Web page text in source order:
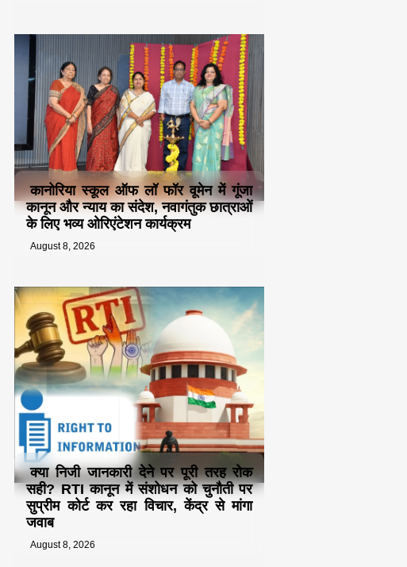
कानोरिया स्कूल ऑफ लॉ फॉर वूमेन में गूंजा
कानून और न्याय का संदेश, नवागंतुक छात्राओं
के लिए भव्य ओरिएंटेशन कार्यक्रम
August 8, 2026
क्या निजी जानकारी देने पर पूरी तरह रोक
सही? RTI कानून में संशोधन को चुनौती पर
सुप्रीम कोर्ट कर रहा विचार, केंद्र से मांगा
जवाब
August 8, 2026